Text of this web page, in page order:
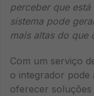
perceber que
sistema pode
mais altas do que
Com um serviço
o integrador pode
oferecer soluções